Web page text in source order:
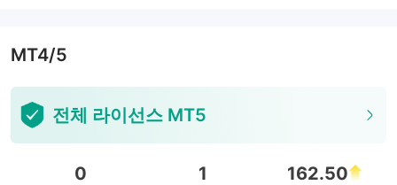
MT4/5
전체 라이선스 MT5
0 1 162.50